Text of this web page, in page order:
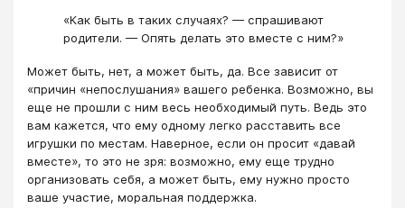
«Как быть в таких случаях? — спрашивают
родители. — Опять делать это вместе с ним?»
Может быть, нет, а может быть, да. Все зависит от
«причин «непослушания» вашего ребенка. Возможно, вы
еще не прошли с ним весь необходимый путь. Ведь это
вам кажется, что ему одному легко расставить все
игрушки по местам. Наверное, если он просит «давай
вместе», то это не зря: возможно, ему еще трудно
организовать себя, а может быть, ему нужно просто
ваше участие, моральная поддержка.